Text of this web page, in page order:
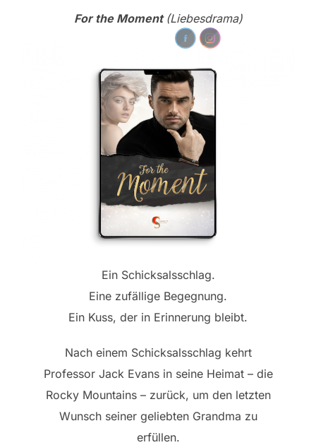
For the Moment (Liebesdrama)
Ein Schicksalsschlag.
Eine zufällige Begegnung.
Ein Kuss, der in Erinnerung bleibt.
Nach einem Schicksalsschlag kehrt
Professor Jack Evans in seine Heimat – die
Rocky Mountains – zurück, um den letzten
Wunsch seiner geliebten Grandma zu
erfüllen.